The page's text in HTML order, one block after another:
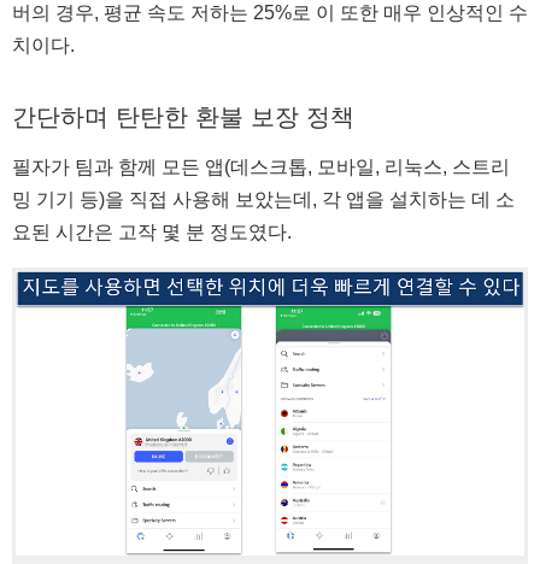
버의 경우, 평균 속도 저하는 25%로 이 또한 매우 인상적인 수
치이다.
간단하며 탄탄한 환불 보장 정책
필자가 팀과 함께 모든 앱(데스크톱, 모바일, 리눅스, 스트리
밍 기기 등)을 직접 사용해 보았는데, 각 앱을 설치하는 데 소
요된 시간은 고작 몇 분 정도였다.